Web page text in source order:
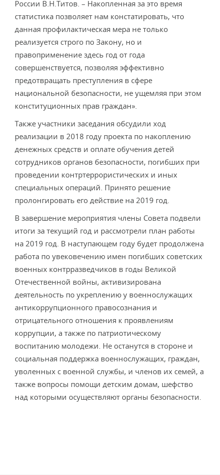
России В.Н.Титов. – Накопленная за это время
статистика позволяет нам констатировать, что
данная профилактическая мера не только
реализуется строго по Закону, но и
правоприменение здесь год от года
совершенствуется, позволяя эффективно
предотвращать преступления в сфере
национальной безопасности, не ущемляя при этом
конституционных прав граждан».
Также участники заседания обсудили ход
реализации в 2018 году проекта по накоплению
денежных средств и оплате обучения детей
сотрудников органов безопасности, погибших при
проведении контртеррористических и иных
специальных операций. Принято решение
пролонгировать его действие на 2019 год.
В завершение мероприятия члены Совета подвели
итоги за текущий год и рассмотрели план работы
на 2019 год. В наступающем году будет продолжена
работа по увековечению имен погибших советских
военных контрразведчиков в годы Великой
Отечественной войны, активизирована
деятельность по укреплению у военнослужащих
антикоррупционного правосознания и
отрицательного отношения к проявлениям
коррупции, а также по патриотическому
воспитанию молодежи. Не останутся в стороне и
социальная поддержка военнослужащих, граждан,
уволенных с военной службы, и членов их семей, а
также вопросы помощи детским домам, шефство
над которыми осуществляют органы безопасности.